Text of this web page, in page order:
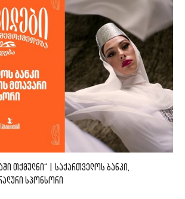
ᲗᲥᲛᲣᲚᲜᲘ“ | ᲡᲐᲥᲐᲠᲗᲕᲔᲚᲝᲡ ᲑᲐᲜᲙᲘ,
ᲡᲞᲝᲜᲡᲝᲠᲘ